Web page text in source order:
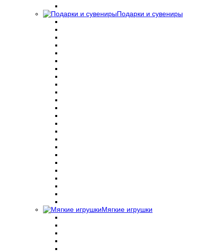
Подарки и сувениры
Мягкие игрушки